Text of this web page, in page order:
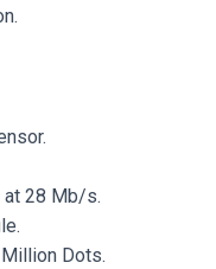
at 28 Mb/s.
Dots.